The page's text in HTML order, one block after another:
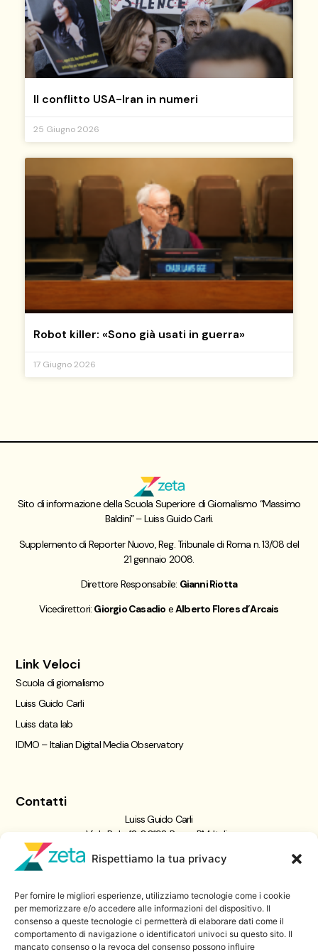
Rispettiamo la tua privacy
Per fornire le migliori esperienze, utilizziamo tecnologie come i cookie
per memorizzare e/o accedere alle informazioni del dispositivo. Il
consenso a queste tecnologie ci permetterà di elaborare dati come il
comportamento di navigazione o identificatori univoci su questo sito. Il
mancato consenso o la revoca del consenso possono influire
Il conflitto USA-Iran in numeri
25 Giugno 2026
Robot killer: «Sono già usati in guerra»
17 Giugno 2026
Sito di informazione della Scuola Superiore di Giornalismo “Massimo
Baldini” – Luiss Guido Carli.
Supplemento di Reporter Nuovo, Reg. Tribunale di Roma n. 13/08 del
21 gennaio 2008.
Direttore Responsabile: Gianni Riotta
Vicedirettori: Giorgio Casadio eAlberto Flores d’Arcais
Link Veloci
Scuola di giornalismo
Luiss Guido Carli
Luiss data lab
IDMO – Italian Digital Media Observatory
Contatti
Luiss Guido Carli
Viale Pola, 12, 00198 Roma RM, Italia
06 8522 5358
Iscriviti a
Zeta Data Lab
Iscriviti alla nostra newsletter